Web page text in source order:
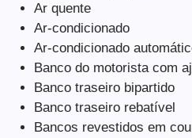
Ar quente
Ar-condicionado
Ar-condicionado
Banco do motorista com
Banco traseiro bipartido
Banco traseiro rebatível
Bancos revestidos em